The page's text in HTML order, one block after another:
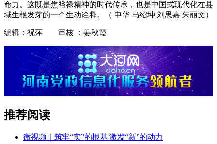
命力。这既是焦裕禄精神的时代传承，也是中国式现代化在县
域生根发芽的一个生动诠释。（ 申华 马绍坤 刘思嘉 朱丽文）
编辑：祝萍 审核 ：姜秋霞
推荐阅读
微视频｜筑牢“实”的根基 激发“新”的动力